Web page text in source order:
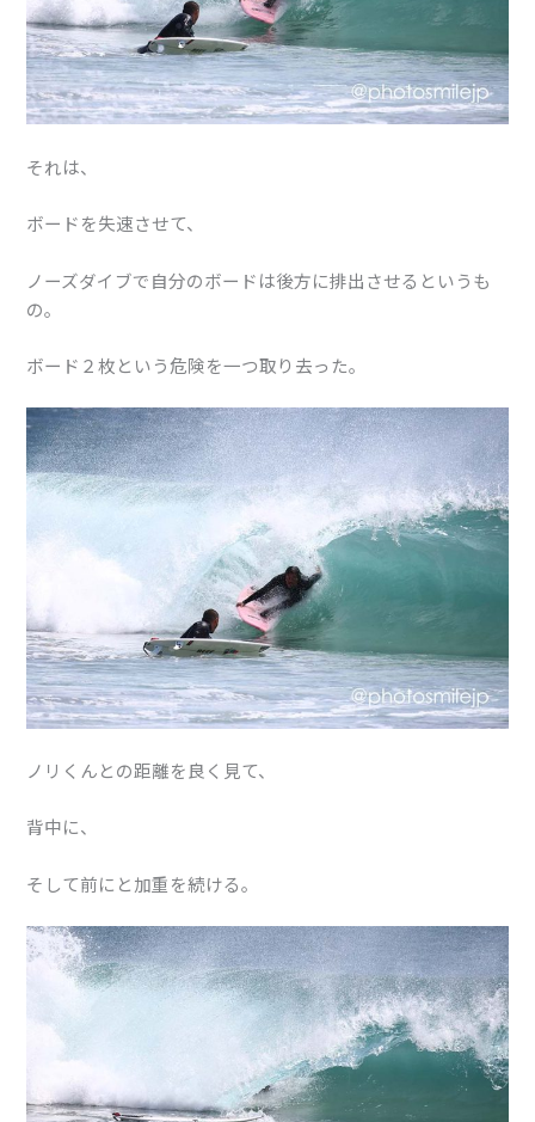
それは、
ボードを失速させて、
ノーズダイブで自分のボードは後方に排出させるというも
の。
ボード２枚という危険を一つ取り去った。
ノリくんとの距離を良く見て、
背中に、
そして前にと加重を続ける。